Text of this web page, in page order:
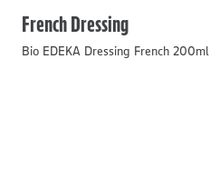
French Dressing
Bio EDEKA Dressing French 200ml